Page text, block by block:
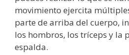
movimiento ejercita
parte de arriba del cuerpo,
los hombros, los tríceps y la
espalda.